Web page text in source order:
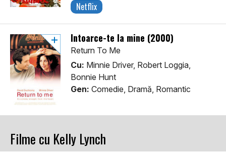
Netflix
Întoarce-te la mine (2000)
Return To Me
Cu: Minnie Driver, Robert Loggia,
Bonnie Hunt
Gen: Comedie, Dramă, Romantic
Filme cu Kelly Lynch